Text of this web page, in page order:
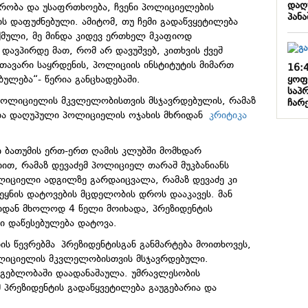
და უსაფრთხოება, ჩვენი პოლიციელების
დაფუძნებული. ამიტომ, თუ ჩემი გადაწვყეტილება
მე მინდა კიდევ ერთხელ მკაფიოდ
მათ, რომ არ დავუშვებ, კითხვის ქვეშ
საყრდენის, პოლიციის ინსტიტუტის მიმართ
წერია განცხადებაში.
მკვლელობისთვის მსჯავრდებულის, რამაზ
დაღუპული პოლიციელის ოჯახის მხრიდან კრიტიკა
ბათუმის ერთ-ერთ ღამის კლუბში მომხდარ
რამაზ დევაძემ პოლიციელ თარაშ მუკბანიანს
ადგილზე გარდაიცვალა, რამაზ დევაძე კი
დატოვების მცდელობის დროს დააკავეს. მან
მხოლოდ 4 წელი მოიხადა, პრეზიდენტის
დაწესებულება დატოვა.
წევრებმა პრეზიდენტისგან განმარტება მოითხოვეს,
მკვლელობისთვის მსჯავრდებული.
დაადანაშაულა. უმრავლესობის
გადაწყვეტილება გაუგებარია და